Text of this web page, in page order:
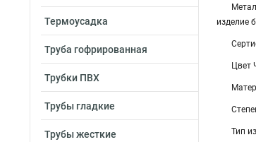
Термоусадка
Труба гофрированная
Трубки ПВХ
Трубы гладкие
Трубы жесткие
изделие
Цвет
Тип